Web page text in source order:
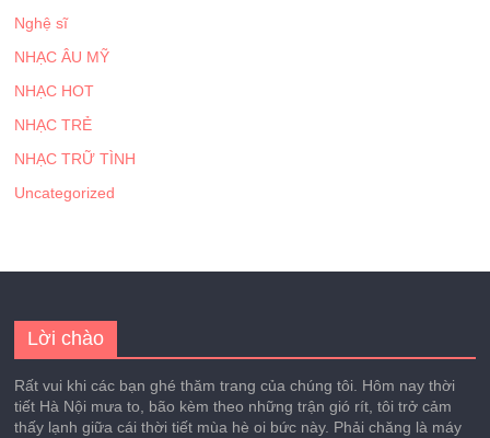
Nghệ sĩ
NHẠC ÂU MỸ
NHẠC HOT
NHẠC TRẺ
NHẠC TRỮ TÌNH
Uncategorized
Lời chào
Rất vui khi các bạn ghé thăm trang của chúng tôi. Hôm nay thời
tiết Hà Nội mưa to, bão kèm theo những trận gió rít, tôi trở cảm
thấy lạnh giữa cái thời tiết mùa hè oi bức này. Phải chăng là máy